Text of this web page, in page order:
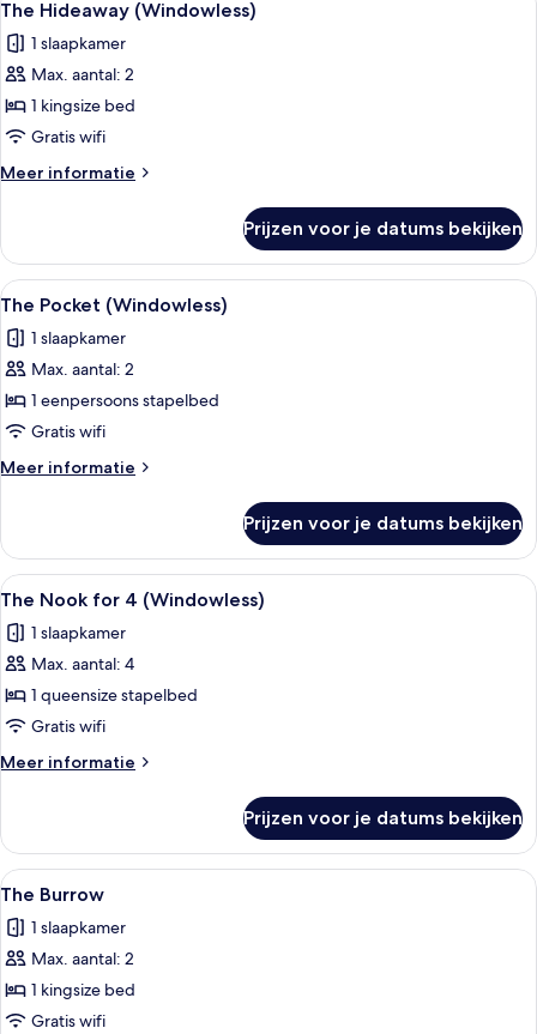
foto's
voor
The
Hideaway
(Windowless)
laden
5
The Hideaway (Windowless)
1 slaapkamer
Max. aantal: 2
1 kingsize bed
Gratis wifi
Meer informatie
Meer
Hideaway
(Windowless)
Prijzen voor je datums bekijken
Alle
foto's
voor
The
Pocket
(Windowless)
laden
Een compacte hotelkamer met
7
The Pocket (Windowless)
1 slaapkamer
Max. aantal: 2
1 eenpersoons stapelbed
Gratis wifi
Meer informatie
Meer
Pocket
(Windowless)
Prijzen voor je datums bekijken
Alle
foto's
voor
The
Nook
for
4
(Windowless)
Een stapelbed met bureau en stoel,
4
The Nook for 4 (Windowless)
1 slaapkamer
Max. aantal: 4
1 queensize stapelbed
Gratis wifi
Meer informatie
Meer
Nook
for
4
Prijzen voor je datums bekijken
Alle
foto's
voor
The
Burrow
laden
Een hotelkamer met een bed, twee
5
The Burrow
1 slaapkamer
Max. aantal: 2
1 kingsize bed
Gratis wifi